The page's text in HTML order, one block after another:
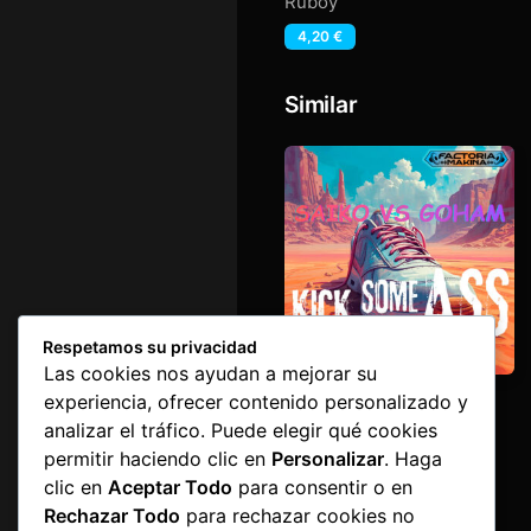
4,20 €
Similar
Kick Some Ass
Goham
Saiko
1,60€
Respetamos su privacidad
Las cookies nos ayudan a mejorar su
experiencia, ofrecer contenido personalizado y
analizar el tráfico. Puede elegir qué cookies
permitir haciendo clic en Personalizar. Haga
clic en Aceptar Todo para consentir o en
Rechazar Todo para rechazar cookies no